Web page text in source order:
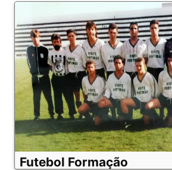
Futebol Formação